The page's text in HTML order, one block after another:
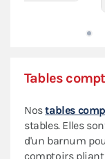
Tables
Nostables
stables. Elles
d'un barnum
comptoirs